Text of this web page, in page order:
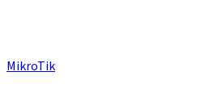
MikroTik